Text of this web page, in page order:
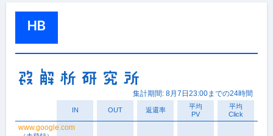
HB